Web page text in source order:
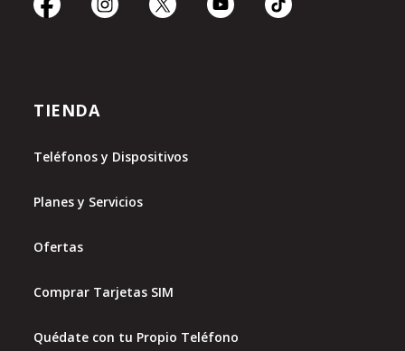
TIENDA
Teléfonos y Dispositivos
Planes y Servicios
Ofertas
Comprar Tarjetas SIM
Quédate con tu Propio Teléfono